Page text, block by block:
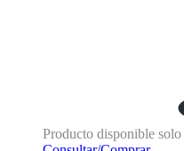
Producto disponible